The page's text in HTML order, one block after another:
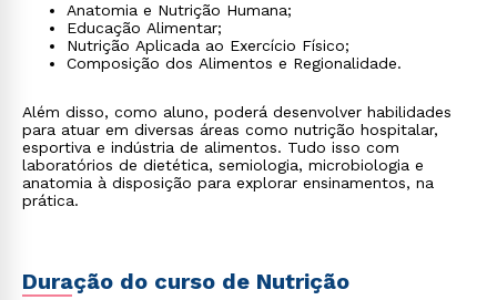
Anatomia e Nutrição Humana;
Educação Alimentar;
Nutrição Aplicada ao Exercício Físico;
Composição dos Alimentos e Regionalidade.
Além disso, como aluno, poderá desenvolver habilidades
para atuar em diversas áreas como nutrição hospitalar,
esportiva e indústria de alimentos. Tudo isso com
laboratórios de dietética, semiologia, microbiologia e
anatomia à disposição para explorar ensinamentos, na
prática.
Duração do curso de Nutrição